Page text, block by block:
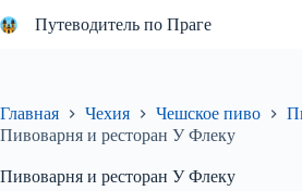
к
Путеводитель по Праге
Главная Чехия Чешское пиво
Пивоварня и ресторан У Флеку
Пивоварня и ресторан У Флеку